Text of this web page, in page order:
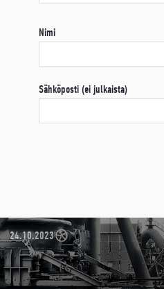
Nimi
Sähköposti (ei julkaista)
24.10.2023